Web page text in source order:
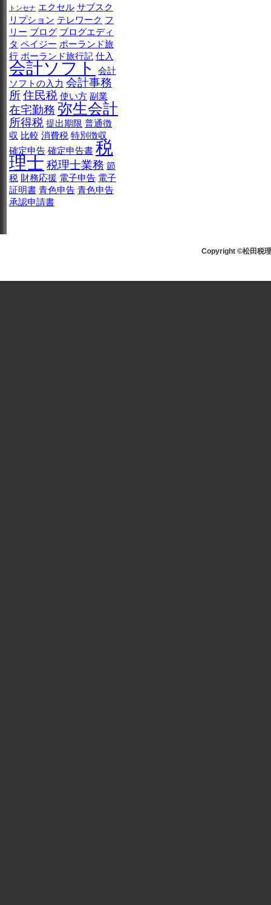
トンセナ エクセル サブスク
リプション テレワーク フ
リー ブログ ブログエディ
タ ペイジー ポーランド旅
行 ポーランド旅行記 仕入
会計ソフト
会計
ソフトの入力 会計事務
所住民税 使い方 副業
在宅勤務 弥生会計
所得税 提出期限 普通徴
収 比較 消費税 特別徴収
確定申告 確定申告書 税
理士 税理士業務 節
税 財務応援 電子申告 電子
証明書 青色申告 青色申告
承認申請書
Copyright ©松田税